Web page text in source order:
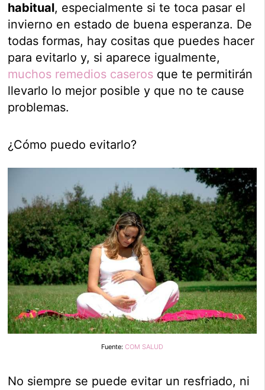
habitual, especialmente si te toca pasar el
invierno en estado de buena esperanza. De
todas formas, hay cositas que puedes hacer
para evitarlo y, si aparece igualmente,
muchos remedios caseros que te permitirán
llevarlo lo mejor posible y que no te cause
problemas.
¿Cómo puedo evitarlo?
Fuente: COM SALUD
No siempre se puede evitar un resfriado, ni